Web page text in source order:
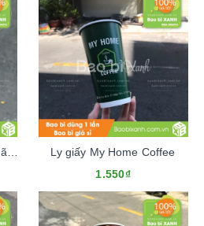
Ly giấy Sea Sand Coffee Mãu Tết 2024
Ly giấy My Home Coffee
1.550₫